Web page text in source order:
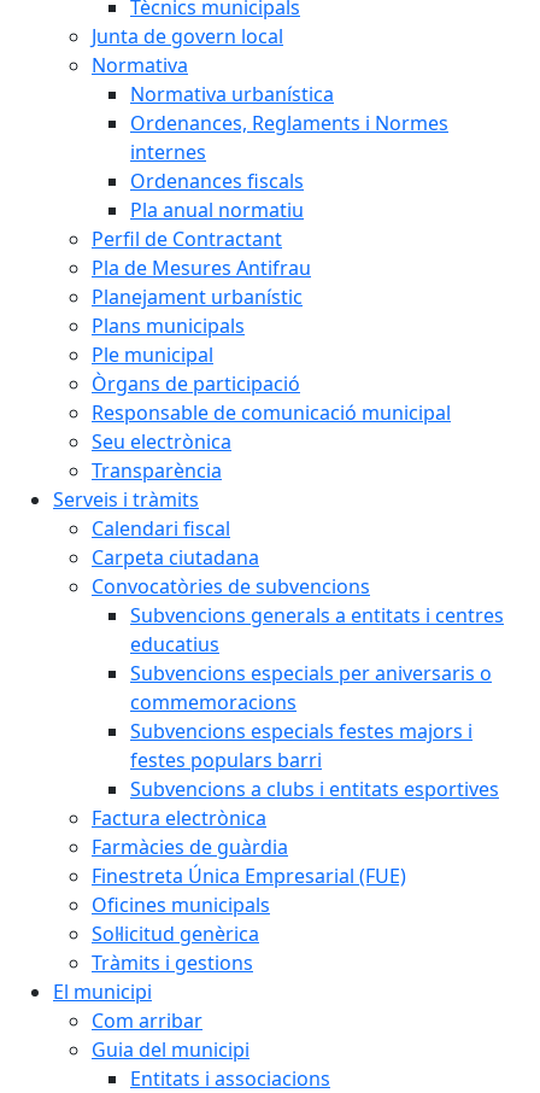
Tècnics municipals
Junta de govern local
Normativa
Normativa urbanística
Ordenances, Reglaments i Normes
internes
Ordenances fiscals
Pla anual normatiu
Perfil de Contractant
Pla de Mesures Antifrau
Planejament urbanístic
Plans municipals
Ple municipal
Òrgans de participació
Responsable de comunicació municipal
Seu electrònica
Transparència
Serveis i tràmits
Calendari fiscal
Carpeta ciutadana
Convocatòries de subvencions
Subvencions generals a entitats i centres
educatius
Subvencions especials per aniversaris o
commemoracions
Subvencions especials festes majors i
festes populars barri
Subvencions a clubs i entitats esportives
Factura electrònica
Farmàcies de guàrdia
Finestreta Única Empresarial (FUE)
Oficines municipals
Sol·licitud genèrica
Tràmits i gestions
El municipi
Com arribar
Guia del municipi
Entitats i associacions